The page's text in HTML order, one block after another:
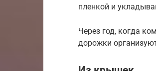
пленкой и
Через год, когда
дорожки